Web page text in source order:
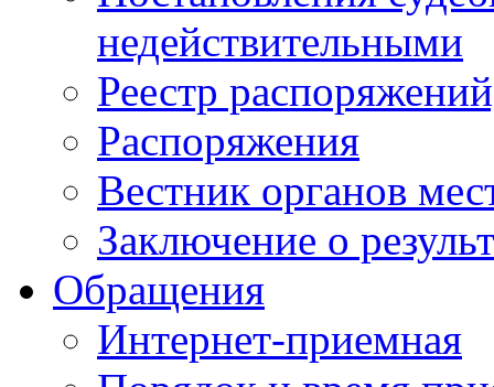
недействительными
Реестр
Распоряжения
Вестник органов
Заключение о
Обращения
Интернет-приемная